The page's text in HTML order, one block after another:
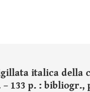
italica della
133 p. : bibliogr.,